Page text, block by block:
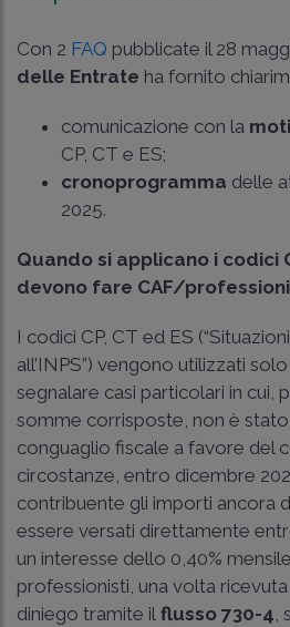
Con 2 FAQ pubblicate il 28
delle Entrate ha fornito
comunicazione con la
CP, CT e ES;
cronoprogramma delle
2025.
Quando si applicano i codici
devono fare CAF/
I codici CP, CT ed ES
all’INPS”) vengono utilizzati solo
segnalare casi particolari in cui,
somme corrisposte, non è
conguaglio fiscale a favore del
circostanze, entro dicembre
contribuente gli importi ancora
essere versati direttamente
un interesse dello 0,40%
professionisti, una volta
diniego tramite il flusso 730-4,